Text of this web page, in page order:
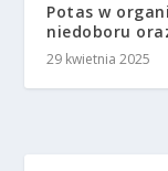
Potas w
niedoboru
29 kwietnia 2025